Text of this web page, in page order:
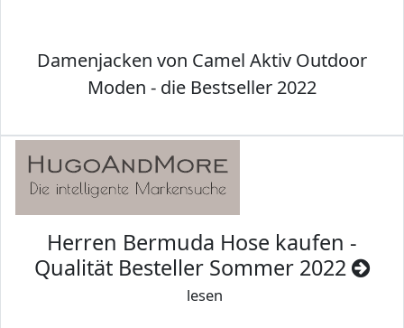
Damenjacken von Camel Aktiv Outdoor
Moden - die Bestseller 2022
Herren Bermuda Hose kaufen -
Qualität Besteller Sommer 2022
lesen